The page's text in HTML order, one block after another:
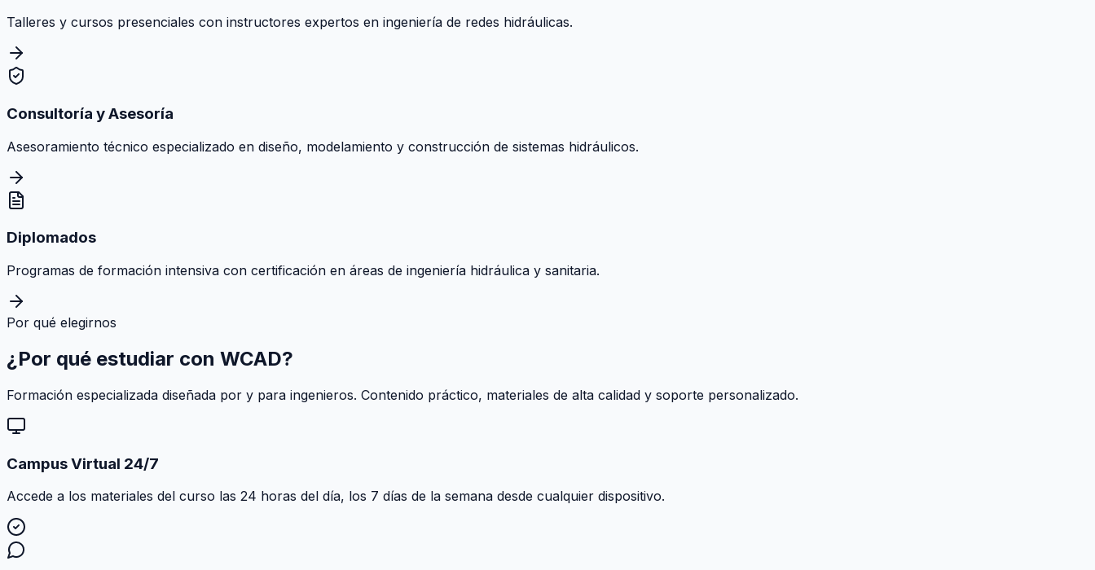
Talleres y cursos presenciales con instructores expertos en ingeniería de redes hidráulicas.
Consultoría y Asesoría
Asesoramiento técnico especializado en diseño, modelamiento y construcción de sistemas hidráulicos.
Diplomados
Programas de formación intensiva con certificación en áreas de ingeniería hidráulica y sanitaria.
Por qué elegirnos
¿Por qué estudiar con WCAD?
Formación especializada diseñada por y para ingenieros. Contenido práctico, materiales de alta calidad y soporte personalizado.
Campus Virtual 24/7
Accede a los materiales del curso las 24 horas del día, los 7 días de la semana desde cualquier dispositivo.